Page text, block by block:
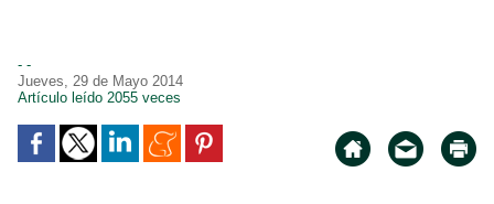
- -
Jueves, 29 de Mayo 2014
Artículo leído 2055 veces